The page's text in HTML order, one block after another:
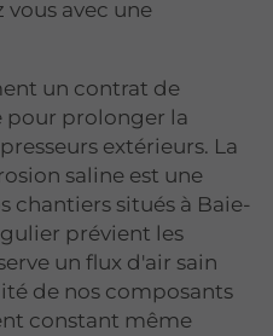
avec une
un contrat de
pour prolonger la
extérieurs. La
saline est une
chantiers situés à Baie-
prévient les
un flux d'air sain
de nos composants
constant même